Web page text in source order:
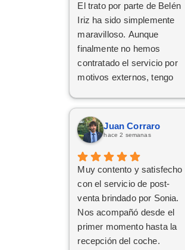
El trato por parte de Belén
Iriz ha sido simplemente
maravilloso. Aunque
finalmente no hemos
contratado el servicio por
motivos externos, tengo
decido dar el paso, volveré
a ponerme en sus manos
sin dudarlo. Da gusto
atentas, profesionales y
cercanas. ¡Muchísimas
Juan Corraro
hace 2 semanas
Muy contento y satisfecho
con el servicio de post-
venta brindado por Sonia.
Nos acompañó desde el
primer momento hasta la
recepción del coche.